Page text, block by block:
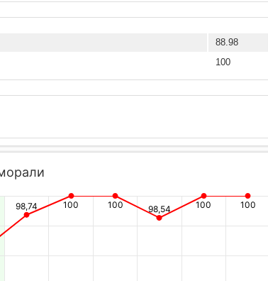
88.98
100
98,74 100 100 98,54 100 100